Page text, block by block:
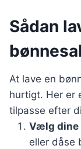
Sådan
At lave en
hurtigt. Her er
tilpasse efter
Vælg dine
eller dåse